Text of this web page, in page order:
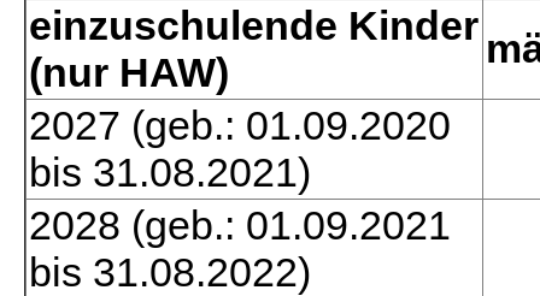
einzuschulende Kinder
(nur HAW)
2027 (geb.: 01.09.2020
bis 31.08.2021)
2028 (geb.: 01.09.2021
bis 31.08.2022)